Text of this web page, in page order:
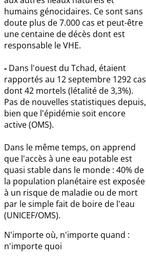
humains génocidaires. Ce sont sans
doute plus de 7.000 cas et peut-être
une centaine de décès dont est
responsable le VHE.
- Dans l'ouest du Tchad, étaient
rapportés au 12 septembre 1292 cas
dont 42 mortels (létalité de 3,3%).
Pas de nouvelles statistiques depuis,
bien que l'épidémie soit encore
active (OMS).
Dans le même temps, on apprend
que l'accès à une eau potable est
quasi stable dans le monde : 40% de
la population planétaire est exposée
à un risque de maladie ou de mort
par le simple fait de boire de l'eau
(UNICEF/OMS).
N'importe où, n'importe quand :
n'importe quoi